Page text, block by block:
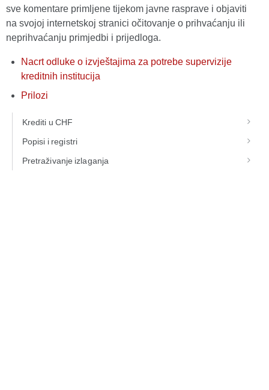
sve komentare primljene tijekom javne rasprave i objaviti
na svojoj internetskoj stranici očitovanje o prihvaćanju ili
neprihvaćanju primjedbi i prijedloga.
Nacrt odluke o izvještajima za potrebe supervizije
kreditnih institucija
Prilozi
Krediti u CHF
Popisi i registri
Pretraživanje izlaganja